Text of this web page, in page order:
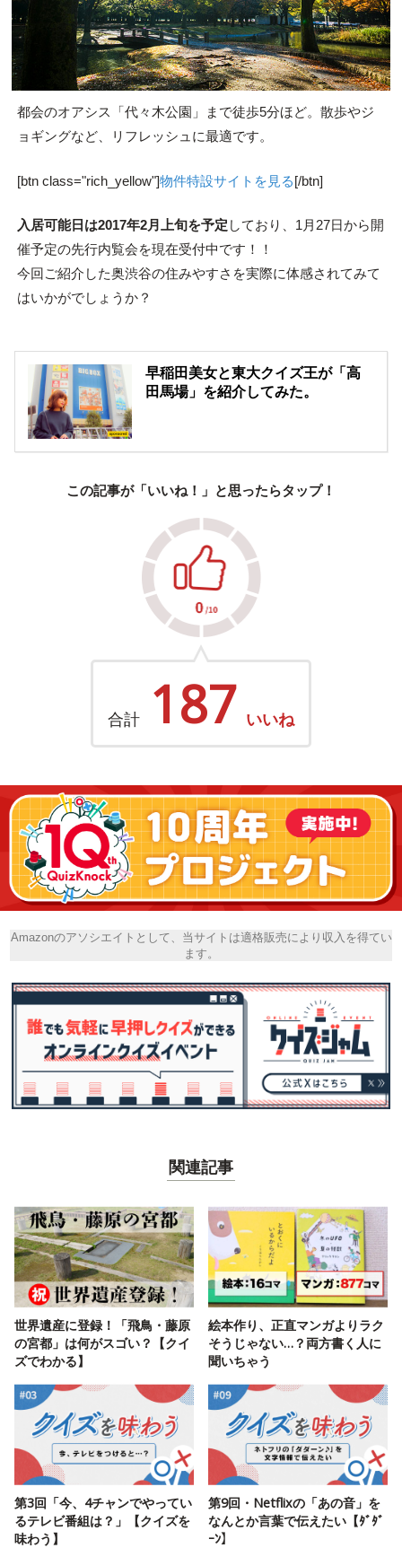
都会のオアシス「代々木公園」まで徒歩5分ほど。散歩やジ
ョギングなど、リフレッシュに最適です。
[btn class="rich_yellow"]物件特設サイトを見る[/btn]
入居可能日は2017年2月上旬を予定 しており、1月27日から開
催予定の先行内覧会を現在受付中です！！
今回ご紹介した奥渋谷の住みやすさを実際に体感されてみて
はいかがでしょうか？
早稲田美女と東大クイズ王が「高
田馬場」を紹介してみた。
この記事が「いいね！」と思ったらタップ！
合計 187 いいね
Amazonのアソシエイトとして、当サイトは適格販売により収入を得てい
ます。
関連記事
世界遺産に登録！「飛鳥・藤原
の宮都」は何がスゴい？【クイ
ズでわかる】
絵本作り、正直マンガよりラク
そうじゃない…？両方書く人に
聞いちゃう
第3回「今、4チャンでやってい
るテレビ番組は？」【クイズを
味わう】
第9回・Netflixの「あの音」を
なんとか言葉で伝えたい【ﾀﾞﾀﾞ
ｰﾝ】